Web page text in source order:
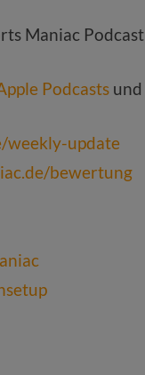
Maniac Podcast
Podcasts und
weekly-update
bewertung